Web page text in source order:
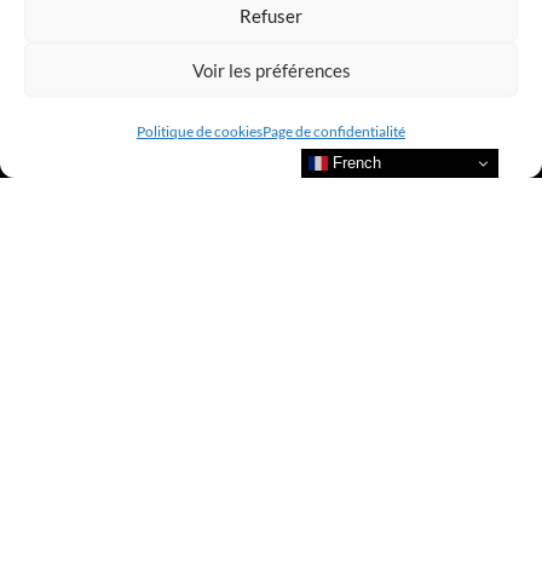
Refuser
Voir les préférences
Politique de cookiesPage de confidentialité
French